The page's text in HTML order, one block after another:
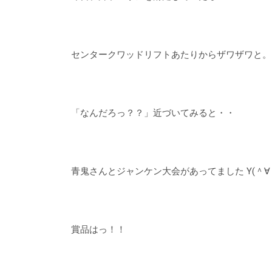
センタークワッドリフトあたりからザワザワと。
「なんだろっ？？」近づいてみると・・
青鬼さんとジャンケン大会があってました Y(＾
賞品はっ！！